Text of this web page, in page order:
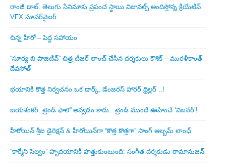
రాంజీ డాట్: తెలుగు సినిమాకు ప్రపంచ స్థాయి విజువల్స్ అందిస్తోన్న క్రియేటివ్
VFX సూపర్‌వైజర్
చిన్న హీరో – పెద్ద సహాయం
“సూర్య బి పాజిటివ్” చిత్ర టీజర్ లాంచ్ చేసిన‌ దర్శకులు కౌశిక్ – మురళీకాంత్
దేవసోత్
భయానికి కొత్త నిర్వచనం ఒక డార్క్, డేంజరస్ హారర్ థ్రిల్లర్ ..!
జయశంకర్: ట్రెండ్‌ ఫాలో అవ్వడం కాదు.. ట్రెండ్‌ ముందే ఊహించే ‘విజనరీ’!
హీరోయిన్ శ్రీజ డైరెక్ష‌న్ & హీరోయిన్‌గా “కొత్త కొత్తగా” సాంగ్ ఆల్బమ్ లాంఛ్
“కార్మేని సెల్వం” హృదయానికి హత్తుకుంటుంది: సంగీత దర్శకుడు రామానుజన్